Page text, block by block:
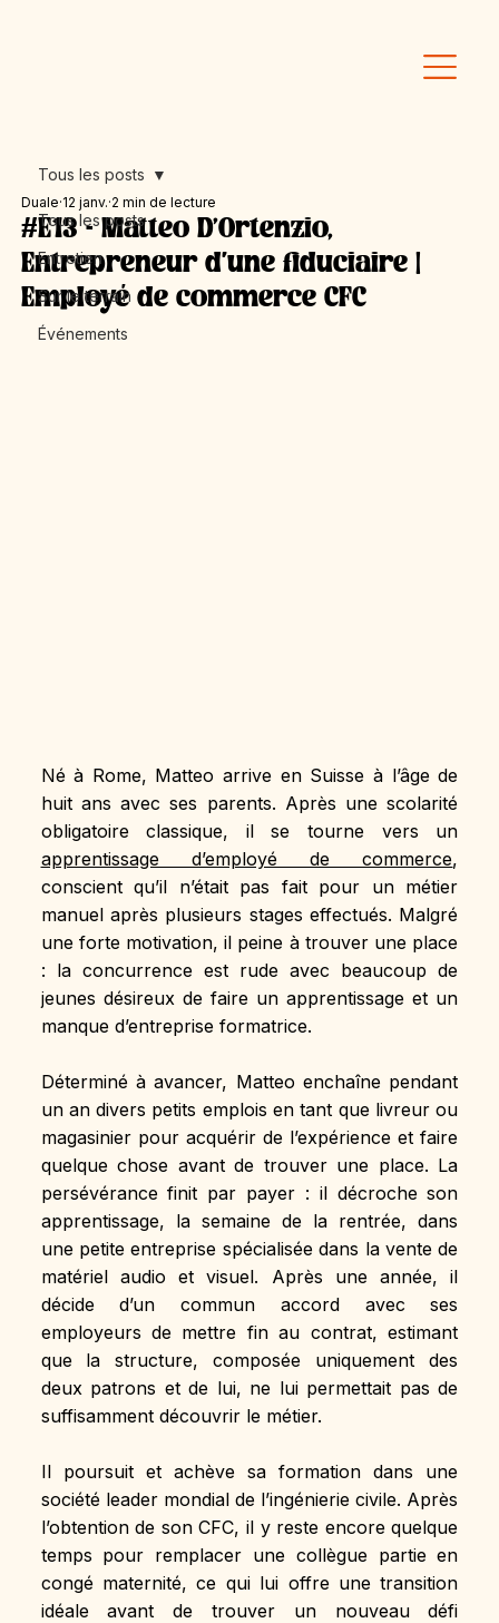
Tous les posts
Entretien
Sur le terrain
Événements
Tous les posts
#E13 - Matteo D’Ortenzio,
Entrepreneur d'une fiduciaire |
Employé de commerce CFC
Duale 12 janv. 2 min de lecture
Né à Rome, Matteo arrive en Suisse à l’âge de
huit ans avec ses parents. Après une scolarité
apprentissage d’employé de commerce,
conscient qu’il n’était pas fait pour un métier
manuel après plusieurs stages effectués. Malgré
une forte motivation, il peine à trouver une place
: la concurrence est rude avec beaucoup de
jeunes désireux de faire un apprentissage et un
manque d’entreprise formatrice.
Déterminé à avancer, Matteo enchaîne pendant
un an divers petits emplois en tant que livreur ou
magasinier pour acquérir de l’expérience et faire
quelque chose avant de trouver une place. La
persévérance finit par payer : il décroche son
apprentissage, la semaine de la rentrée, dans
une petite entreprise spécialisée dans la vente de
matériel audio et visuel. Après une année, il
décide d’un commun accord avec ses
employeurs de mettre fin au contrat, estimant
que la structure, composée uniquement des
deux patrons et de lui, ne lui permettait pas de
suffisamment découvrir le métier.
Il poursuit et achève sa formation dans une
société leader mondial de l’ingénierie civile. Après
l’obtention de son CFC, il y reste encore quelque
temps pour remplacer une collègue partie en
congé maternité, ce qui lui offre une transition
idéale avant de trouver un nouveau défi